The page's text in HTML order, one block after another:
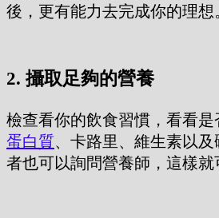
後，更有能力去完成你的理想
2. 攝取足夠的營養
檢查看你的飲食習慣，看看
蛋白質、卡路里、維生素以
者也可以詢問營養師，這樣就